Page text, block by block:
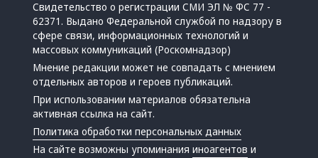
Свидетельство о регистрации СМИ ЭЛ № ФС 77 -
62371. Выдано Федеральной службой по надзору в
сфере связи, информационных технологий и
массовых коммуникаций (Роскомнадзор)
Мнение редакции может не совпадать с мнением
отдельных авторов и героев публикаций.
При использовании материалов обязательна
активная ссылка на сайт.
Политика обработки персональных данных
На сайте возможны упоминанияиноагентов и